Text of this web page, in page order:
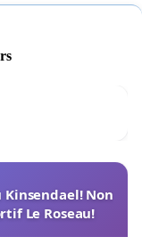
Non
Le Roseau!